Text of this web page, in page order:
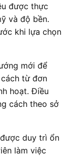
được thực
và độ bền.
khi lựa chọn
mới để
từ đơn
hoạt. Điều
cách theo sở
duy trì ổn
làm việc